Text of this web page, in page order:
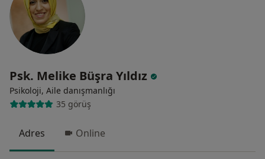
Psk. Melike Büşra Yıldız
Psikoloji, Aile danışmanlığı
35 görüş
Adres Online